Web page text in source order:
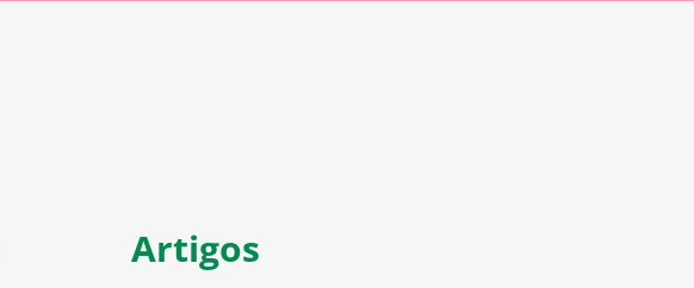
Artigos